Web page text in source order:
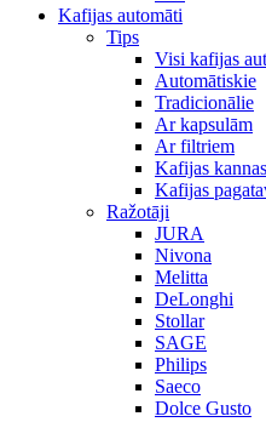
Kafijas automāti
Tips
Visi kafijas
Automātiskie
Tradicionālie
Ar kapsulām
Ar filtriem
Kafijas kannas
Kafijas
Ražotāji
JURA
Nivona
Melitta
DeLonghi
Stollar
SAGE
Philips
Saeco
Dolce Gusto